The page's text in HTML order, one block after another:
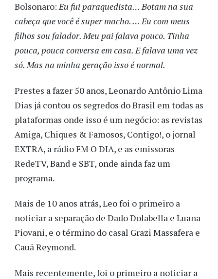
Bolsonaro:Eu fui paraquedista… Botam na sua
cabeça que você é super macho. … Eu com meus
filhos sou falador. Meu pai falava pouco. Tinha
pouca, pouca conversa em casa. E falava uma vez
só. Mas na minha geração isso é normal.
Prestes a fazer 50 anos, Leonardo Antônio Lima
Dias já contou os segredos do Brasil em todas as
plataformas onde isso é um negócio: as revistas
Amiga, Chiques & Famosos, Contigo!, o jornal
EXTRA, a rádio FM O DIA, e as emissoras
RedeTV, Band e SBT, onde ainda faz um
programa.
Mais de 10 anos atrás, Leo foi o primeiro a
noticiar a separação de Dado Dolabella e Luana
Piovani, e o término do casal Grazi Massafera e
Cauã Reymond.
Mais recentemente, foi o primeiro a noticiar a